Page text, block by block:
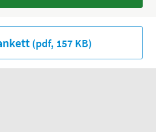
(pdf, 157 KB)